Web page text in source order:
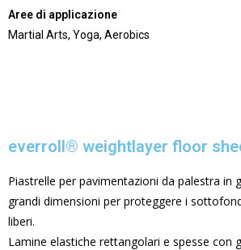
Aree di applicazione
Martial Arts, Yoga, Aerobics
everroll® weightlayer floor
Piastrelle per pavimentazioni da palestra in
grandi dimensioni per proteggere i
liberi.
Lamine elastiche rettangolari e spesse con